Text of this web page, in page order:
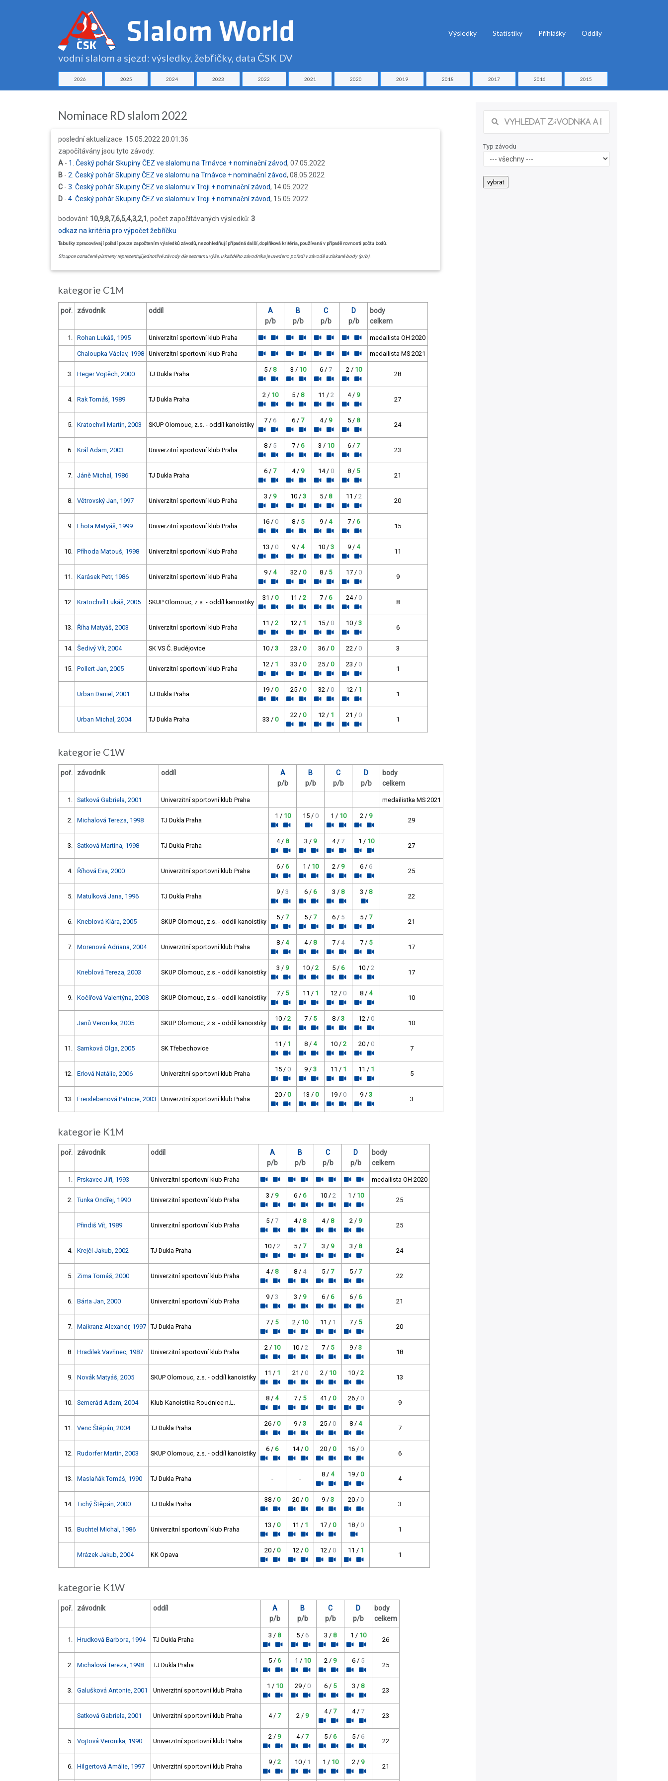
vodní slalom a sjezd: výsledky, žebříčky, data ČSK DV
Výsledky Statistiky Přihlášky Oddíly
2026 2025 2024 2023 2022 2021 2020 2019 2018 2017 2016 2015
Nominace RD slalom 2022
poslední aktualizace: 15.05.2022 20:01:36
započítávány jsou tyto závody:
A - 1. Český pohár Skupiny ČEZ ve slalomu na Trnávce + nominační závod, 07.05.2022
B - 2. Český pohár Skupiny ČEZ ve slalomu na Trnávce + nominační závod, 08.05.2022
C - 3. Český pohár Skupiny ČEZ ve slalomu v Troji + nominační závod, 14.05.2022
D - 4. Český pohár Skupiny ČEZ ve slalomu v Troji + nominační závod, 15.05.2022
bodování: 10,9,8,7,6,5,4,3,2,1 , počet započítávaných výsledků: 3
odkaz na kritéria pro výpočet žebříčku
Tabulky zpracovávají pořadí pouze započtením výsledků závodů, nezohledňují případná další, doplňková kritéria, používaná v případě rovnosti počtu bodů.
Sloupce označené písmeny reprezentují jednotlivé závody dle seznamu výše, u každého závodníka je uvedeno pořadí v závodě a získané body (p/b).
kategorie C1M
poř. závodník oddíl
A
p/b
B
p/b
C
p/b
D
p/b
body
celkem
1. Rohan Lukáš, 1995 Univerzitní sportovní klub Praha medailista OH 2020
Chaloupka Václav, 1998 Univerzitní sportovní klub Praha medailista MS 2021
3. Heger Vojtěch, 2000 TJ Dukla Praha
5 / 8 3 / 10 6 / 7 2 / 10
28
4. Rak Tomáš, 1989 TJ Dukla Praha
2 / 10 5 / 8 11 / 2 4 / 9
27
5. Kratochvíl Martin, 2003 SKUP Olomouc, z.s. - oddíl kanoistiky
7 / 6 6 / 7 4 / 9 5 / 8
24
6. Král Adam, 2003 Univerzitní sportovní klub Praha
8 / 5 7 / 6 3 / 10 6 / 7
23
7. Jáně Michal, 1986 TJ Dukla Praha
6 / 7 4 / 9 14 / 0 8 / 5
21
8. Větrovský Jan, 1997 Univerzitní sportovní klub Praha
3 / 9 10 / 3 5 / 8 11 / 2
20
9. Lhota Matyáš, 1999 Univerzitní sportovní klub Praha
16 / 0 8 / 5 9 / 4 7 / 6
15
10. Příhoda Matouš, 1998 Univerzitní sportovní klub Praha
13 / 0 9 / 4 10 / 3 9 / 4
11
11. Karásek Petr, 1986 Univerzitní sportovní klub Praha
9 / 4 32 / 0 8 / 5 17 / 0
9
12. Kratochvíl Lukáš, 2005 SKUP Olomouc, z.s. - oddíl kanoistiky
31 / 0 11 / 2 7 / 6 24 / 0
8
13. Říha Matyáš, 2003 Univerzitní sportovní klub Praha
11 / 2 12 / 1 15 / 0 10 / 3
6
14. Šedivý Vít, 2004 SK VS Č. Budějovice 10 / 3 23 / 0 36 / 0 22 / 0 3
15. Pollert Jan, 2005 Univerzitní sportovní klub Praha
12 / 1 33 / 0 25 / 0 23 / 0
1
Urban Daniel, 2001 TJ Dukla Praha
19 / 0 25 / 0 32 / 0 12 / 1
1
Urban Michal, 2004 TJ Dukla Praha 33 / 0
22 / 0 12 / 1 21 / 0
1
kategorie C1W
poř. závodník oddíl
A
p/b
B
p/b
C
p/b
D
p/b
body
celkem
1. Satková Gabriela, 2001 Univerzitní sportovní klub Praha medailistka MS 2021
2. Michalová Tereza, 1998 TJ Dukla Praha
1 / 10 15 / 0 1 / 10 2 / 9
29
3. Satková Martina, 1998 TJ Dukla Praha
4 / 8 3 / 9 4 / 7 1 / 10
27
4. Říhová Eva, 2000 Univerzitní sportovní klub Praha
6 / 6 1 / 10 2 / 9 6 / 6
25
5. Matulková Jana, 1996 TJ Dukla Praha
9 / 3 6 / 6 3 / 8 3 / 8
22
6. Kneblová Klára, 2005 SKUP Olomouc, z.s. - oddíl kanoistiky
5 / 7 5 / 7 6 / 5 5 / 7
21
7. Morenová Adriana, 2004 Univerzitní sportovní klub Praha
8 / 4 4 / 8 7 / 4 7 / 5
17
Kneblová Tereza, 2003 SKUP Olomouc, z.s. - oddíl kanoistiky
3 / 9 10 / 2 5 / 6 10 / 2
17
9. Kočířová Valentýna, 2008 SKUP Olomouc, z.s. - oddíl kanoistiky
7 / 5 11 / 1 12 / 0 8 / 4
10
Janů Veronika, 2005 SKUP Olomouc, z.s. - oddíl kanoistiky
10 / 2 7 / 5 8 / 3 12 / 0
10
11. Samková Olga, 2005 SK Třebechovice
11 / 1 8 / 4 10 / 2 20 / 0
7
12. Erlová Natálie, 2006 Univerzitní sportovní klub Praha
15 / 0 9 / 3 11 / 1 11 / 1
5
13. Freislebenová Patricie, 2003 Univerzitní sportovní klub Praha
20 / 0 13 / 0 19 / 0 9 / 3
3
kategorie K1M
poř. závodník oddíl
A
p/b
B
p/b
C
p/b
D
p/b
body
celkem
1. Prskavec Jiří, 1993 Univerzitní sportovní klub Praha medailista OH 2020
2. Tunka Ondřej, 1990 Univerzitní sportovní klub Praha
3 / 9 6 / 6 10 / 2 1 / 10
25
Přindiš Vít, 1989 Univerzitní sportovní klub Praha
5 / 7 4 / 8 4 / 8 2 / 9
25
4. Krejčí Jakub, 2002 TJ Dukla Praha
10 / 2 5 / 7 3 / 9 3 / 8
24
5. Zima Tomáš, 2000 Univerzitní sportovní klub Praha
4 / 8 8 / 4 5 / 7 5 / 7
22
6. Bárta Jan, 2000 Univerzitní sportovní klub Praha
9 / 3 3 / 9 6 / 6 6 / 6
21
7. Maikranz Alexandr, 1997 TJ Dukla Praha
7 / 5 2 / 10 11 / 1 7 / 5
20
8. Hradilek Vavřinec, 1987 Univerzitní sportovní klub Praha
2 / 10 10 / 2 7 / 5 9 / 3
18
9. Novák Matyáš, 2005 SKUP Olomouc, z.s. - oddíl kanoistiky
11 / 1 21 / 0 2 / 10 10 / 2
13
10. Semerád Adam, 2004 Klub Kanoistika Roudnice n.L.
8 / 4 7 / 5 41 / 0 26 / 0
9
11. Venc Štěpán, 2004 TJ Dukla Praha
26 / 0 9 / 3 25 / 0 8 / 4
7
12. Rudorfer Martin, 2003 SKUP Olomouc, z.s. - oddíl kanoistiky
6 / 6 14 / 0 20 / 0 16 / 0
6
13. Maslaňák Tomáš, 1990 TJ Dukla Praha - -
8 / 4 19 / 0
4
14. Tichý Štěpán, 2000 TJ Dukla Praha
38 / 0 20 / 0 9 / 3 20 / 0
3
15. Buchtel Michal, 1986 Univerzitní sportovní klub Praha
13 / 0 11 / 1 17 / 0 18 / 0
1
Mrázek Jakub, 2004 KK Opava
20 / 0 12 / 0 12 / 0 11 / 1
1
kategorie K1W
poř. závodník oddíl
A
p/b
B
p/b
C
p/b
D
p/b
body
celkem
1. Hrudková Barbora, 1994 TJ Dukla Praha
3 / 8 5 / 6 3 / 8 1 / 10
26
2. Michalová Tereza, 1998 TJ Dukla Praha
5 / 6 1 / 10 2 / 9 6 / 5
25
3. Galušková Antonie, 2001 Univerzitní sportovní klub Praha
1 / 10 29 / 0 6 / 5 3 / 8
23
Satková Gabriela, 2001 Univerzitní sportovní klub Praha 4 / 7 2 / 9
4 / 7 4 / 7
23
5. Vojtová Veronika, 1990 Univerzitní sportovní klub Praha
2 / 9 4 / 7 5 / 6 5 / 6
22
6. Hilgertová Amálie, 1997 Univerzitní sportovní klub Praha
9 / 2 10 / 1 1 / 10 2 / 9
21
Typ závodu